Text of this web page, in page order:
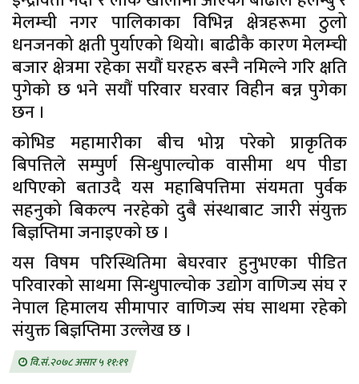
मेलम्ची नगर पालिकाका विभिन्न क्षेत्रहरूमा ठुलो
धनजनको क्षती पुर्याएको थियो। बाढीकै कारण मेलम्ची
बजार क्षेत्रमा रहेका सयौं घरहरु बस्नै नमिल्ने गरि क्षति
पुगेको छ भने सयौं परिवार घरवार विहीन बन्न पुगेका
छन ।
कोभिड महामारीका बीच भोग्न परेको प्राकृतिक
बिपत्तिले सम्पुर्ण सिन्धुपाल्चोक वासीमा थप पीडा
थपिएको बताउदै यस महाबिपत्तिमा संयमता पुर्वक
सहनुको बिकल्प नरहेको दुबै संस्थाबाट जारी संयुक्त
बिज्ञप्तिमा जनाइएको छ ।
यस विषम परिस्थितिमा बेघरवार हुनुभएका पीडित
परिवारको साथमा सिन्धुपाल्चोक उद्योग वाणिज्य संघ र
नेपाल हिमालय सीमापार वाणिज्य संघ साथमा रहेको
संयुक्त बिज्ञप्तिमा उल्लेख छ ।
वि.सं.२०७८ असार ५ ११:१९